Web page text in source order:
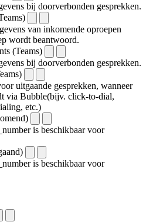
bij doorverbonden gesprekken.
van inkomende oproepen
wordt beantwoord.
(Teams)
bij doorverbonden gesprekken.
uitgaande gesprekken, wanneer
via Bubble(bijv. click-to-dial,
etc.)
is beschikbaar voor
is beschikbaar voor